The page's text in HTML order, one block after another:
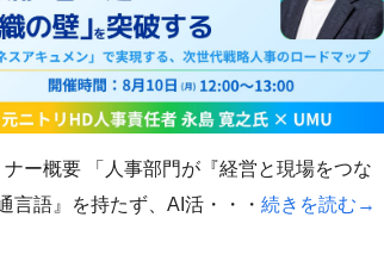
なジェ
ーニン
化され
ール
ナー概要 「人事部門が『経営と現場をつな
言語』を持たず、AI活・・・ 続きを読む→